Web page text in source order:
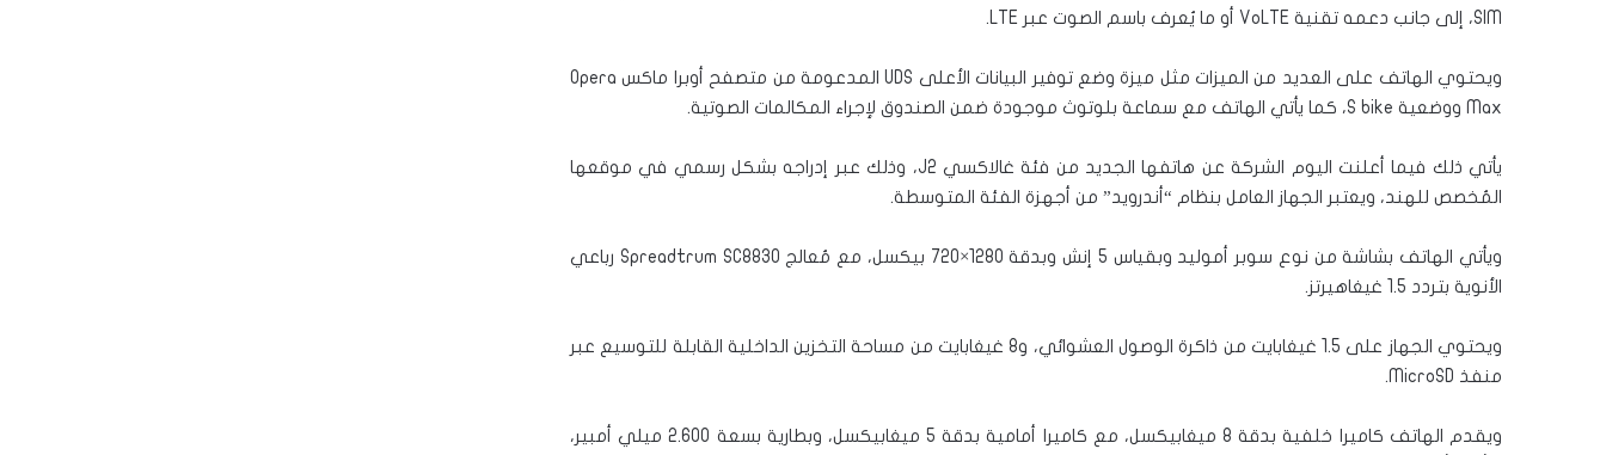
SIM، إلى جانب دعمه تقنية VoLTE أو ما يُعرف باسم الصوت عبر LTE.
ويحتوي الهاتف على العديد من الميزات مثل ميزة وضع توفير البيانات الأعلى UDS المدعومة من متصفح أوبرا ماكس Opera
Max ووضعية S bike، كما يأتي الهاتف مع سماعة بلوتوث موجودة ضمن الصندوق لإجراء المكالمات الصوتية.
يأتي ذلك فيما أعلنت اليوم الشركة عن هاتفها الجديد من فئة غالاكسي J2، وذلك عبر إدراجه بشكل رسمي في موقعها
المُخصص للهند، ويعتبر الجهاز العامل بنظام “أندرويد” من أجهزة الفئة المتوسطة.
ويأتي الهاتف بشاشة من نوع سوبر أموليد وبقياس 5 إنش وبدقة 1280×720 بيكسل، مع مُعالج Spreadtrum SC8830 رباعي
الأنوية بتردد 1.5 غيغاهيرتز.
ويحتوي الجهاز على 1.5 غيغابايت من ذاكرة الوصول العشوائي، و8 غيغابايت من مساحة التخزين الداخلية القابلة للتوسيع عبر
منفذ MicroSD.
ويقدم الهاتف كاميرا خلفية بدقة 8 ميغابيكسل، مع كاميرا أمامية بدقة 5 ميغابيكسل، وبطارية بسعة 2.600 ميلي أمبير،